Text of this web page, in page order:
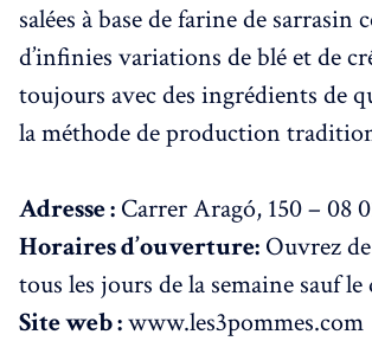
salées à base de farine de sarrasin
d’infinies variations de blé et de
toujours avec des ingrédients de
la méthode de production
Adresse : Carrer Aragó, 150 – 08
Horaires d’ouverture: Ouvrez
tous les jours de la semaine sauf
Site web :www.les3pommes.com